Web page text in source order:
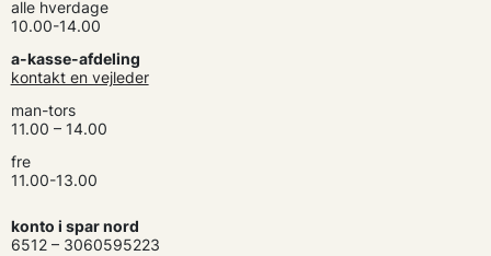
alle hverdage
10.00-14.00
a-kasse-afdeling
kontakt en vejleder
man-tors
11.00 – 14.00
fre
11.00-13.00
konto i spar nord
6512 – 3060595223